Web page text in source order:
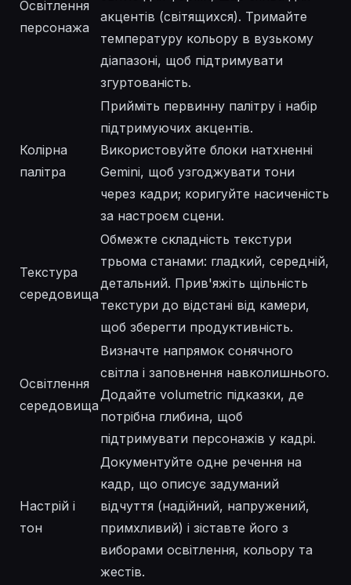
Освітлення
персонажа
акцентів (світящихся). Тримайте
температуру кольору в вузькому
діапазоні, щоб підтримувати
згуртованість.
Колірна
палітра
Прийміть первинну палітру і набір
підтримуючих акцентів.
Використовуйте блоки натхненні
Gemini, щоб узгоджувати тони
через кадри; коригуйте насиченість
за настроєм сцени.
Текстура
середовища
Обмежте складність текстури
трьома станами: гладкий, середній,
детальний. Прив'яжіть щільність
текстури до відстані від камери,
щоб зберегти продуктивність.
Освітлення
середовища
Визначте напрямок сонячного
світла і заповнення навколишнього.
Додайте volumetric підказки, де
потрібна глибина, щоб
підтримувати персонажів у кадрі.
Настрій і
тон
Документуйте одне речення на
кадр, що описує задуманий
відчуття (надійний, напружений,
примхливий) і зіставте його з
виборами освітлення, кольору та
жестів.